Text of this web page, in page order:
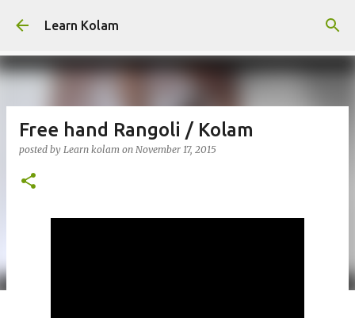
Learn Kolam
Free hand Rangoli / Kolam
posted by Learn kolam on November 17, 2015